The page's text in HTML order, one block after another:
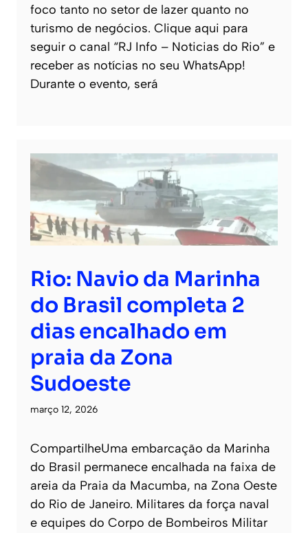
foco tanto no setor de lazer quanto no
turismo de negócios. Clique aqui para
seguir o canal “RJ Info – Noticias do Rio” e
receber as notícias no seu WhatsApp!
Durante o evento, será
Rio: Navio da Marinha
do Brasil completa 2
dias encalhado em
praia da Zona
Sudoeste
março 12, 2026
CompartilheUma embarcação da Marinha
do Brasil permanece encalhada na faixa de
areia da Praia da Macumba, na Zona Oeste
do Rio de Janeiro. Militares da força naval
e equipes do Corpo de Bombeiros Militar